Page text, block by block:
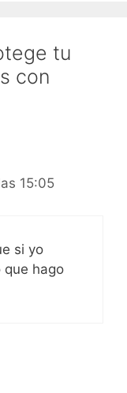
tu
con
15:05
si yo
que hago